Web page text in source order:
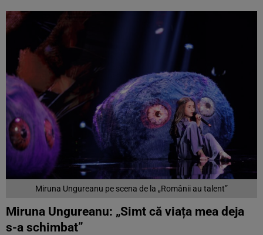
Miruna Ungureanu pe scena de la „Românii au talent”
Miruna Ungureanu: „Simt că viața mea deja
s-a schimbat”